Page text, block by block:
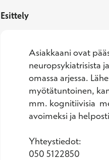
Esittely
Asiakkaani ovat
neuropsykiatrisista
omassa arjessa.
myötätuntoinen,
mm. kognitiivisia
avoimeksi ja
Yhteystiedot:
050 5122850